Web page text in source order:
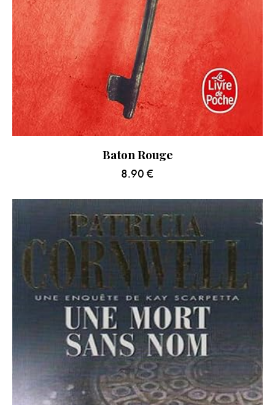
Baton Rouge
8.90 €